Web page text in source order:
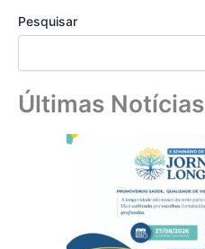
Pesquisar
Últimas Notícias